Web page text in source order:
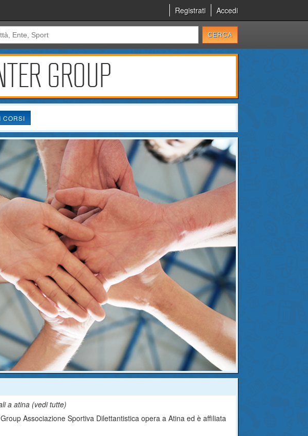
Registrati Accedi
GROUP
CORSI
a atina (vedi tutte)
Associazione Sportiva Dilettantistica opera a Atina ed è affiliata